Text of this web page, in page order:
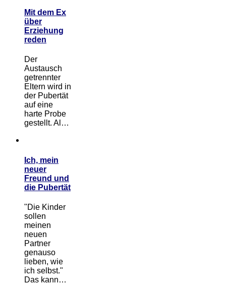
Mit dem Ex
über
Erziehung
reden
Der
Austausch
getrennter
Eltern wird in
der Pubertät
auf eine
harte Probe
gestellt. Al…
Ich, mein
neuer
Freund und
die Pubertät
"Die Kinder
sollen
meinen
neuen
Partner
genauso
lieben, wie
ich selbst."
Das kann…